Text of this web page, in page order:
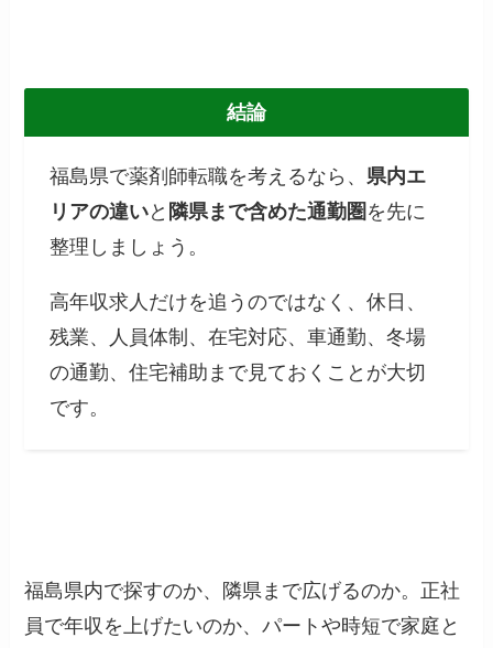
結論
福島県で薬剤師転職を考えるなら、 県内エ
リアの違いと 隣県まで含めた通勤圏 を先に
整理しましょう。
高年収求人だけを追うのではなく、休日、
残業、人員体制、在宅対応、車通勤、冬場
の通勤、住宅補助まで見ておくことが大切
です。
福島県内で探すのか、隣県まで広げるのか。正社
員で年収を上げたいのか、パートや時短で家庭と